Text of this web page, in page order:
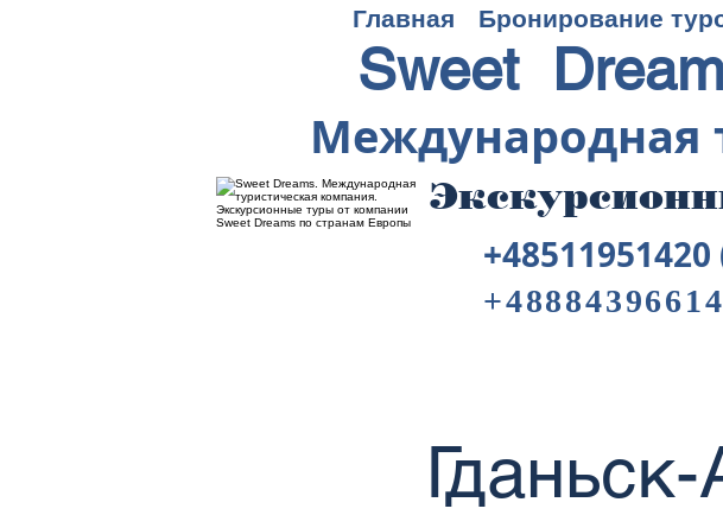
Главная Бронирование
Sweet
Международная
+48884396614